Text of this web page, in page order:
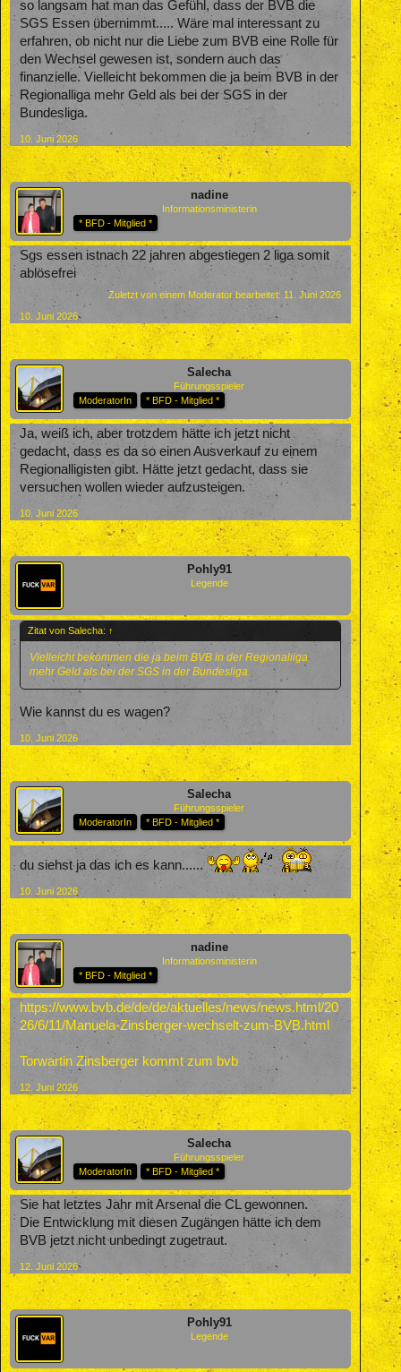
so langsam hat man das Gefühl, dass der BVB die
SGS Essen übernimmt..... Wäre mal interessant zu
erfahren, ob nicht nur die Liebe zum BVB eine Rolle für
den Wechsel gewesen ist, sondern auch das
finanzielle. Vielleicht bekommen die ja beim BVB in der
Regionalliga mehr Geld als bei der SGS in der
Bundesliga.
10. Juni 2026
nadine
Informationsministerin
* BFD - Mitglied *
Sgs essen istnach 22 jahren abgestiegen 2 liga somit
ablösefrei
Zuletzt von einem Moderator bearbeitet: 11. Juni 2026
10. Juni 2026
Salecha
Führungsspieler
ModeratorIn
* BFD - Mitglied *
Ja, weiß ich, aber trotzdem hätte ich jetzt nicht
gedacht, dass es da so einen Ausverkauf zu einem
Regionalligisten gibt. Hätte jetzt gedacht, dass sie
versuchen wollen wieder aufzusteigen.
10. Juni 2026
Pohly91
Legende
Zitat von Salecha: ↑
Vielleicht bekommen die ja beim BVB in der Regionalliga
mehr Geld als bei der SGS in der Bundesliga.
Wie kannst du es wagen?
10. Juni 2026
Salecha
Führungsspieler
ModeratorIn
* BFD - Mitglied *
du siehst ja das ich es kann......
10. Juni 2026
nadine
Informationsministerin
* BFD - Mitglied *
https://www.bvb.de/de/de/aktuelles/news/news.html/20
26/6/11/Manuela-Zinsberger-wechselt-zum-BVB.html
Torwartin Zinsberger kommt zum bvb
12. Juni 2026
Salecha
Führungsspieler
ModeratorIn
* BFD - Mitglied *
Sie hat letztes Jahr mit Arsenal die CL gewonnen.
Die Entwicklung mit diesen Zugängen hätte ich dem
BVB jetzt nicht unbedingt zugetraut.
12. Juni 2026
Pohly91
Legende